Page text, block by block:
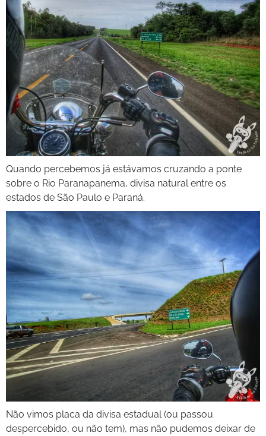
Quando percebemos já estávamos cruzando a ponte
sobre o Rio Paranapanema, divisa natural entre os
estados de São Paulo e Paraná.
Não vimos placa da divisa estadual (ou passou
despercebido, ou não tem), mas não pudemos deixar de